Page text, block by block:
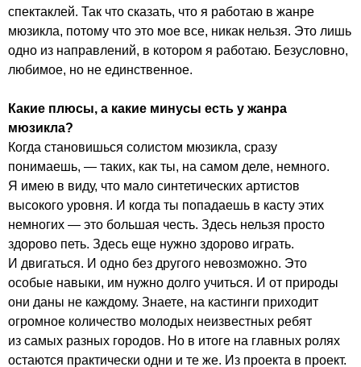
спектаклей. Так что сказать, что я работаю в жанре
мюзикла, потому что это мое все, никак нельзя. Это лишь
одно из направлений, в котором я работаю. Безусловно,
любимое, но не единственное.
Какие плюсы, а какие минусы есть у жанра
мюзикла?
Когда становишься солистом мюзикла, сразу
понимаешь, — таких, как ты, на самом деле, немного.
Я имею в виду, что мало синтетических артистов
высокого уровня. И когда ты попадаешь в касту этих
немногих — это большая честь. Здесь нельзя просто
здорово петь. Здесь еще нужно здорово играть.
И двигаться. И одно без другого невозможно. Это
особые навыки, им нужно долго учиться. И от природы
они даны не каждому. Знаете, на кастинги приходит
огромное количество молодых неизвестных ребят
из самых разных городов. Но в итоге на главных ролях
остаются практически одни и те же. Из проекта в проект.